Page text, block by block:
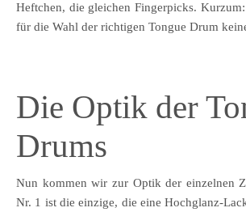
Heftchen, die gleichen Fingerpicks.
für die Wahl der richtigen Tongue Drum
Die Optik der
Drums
Nun kommen wir zur Optik der einzelnen
Nr. 1 ist die einzige, die eine Hochglanz-